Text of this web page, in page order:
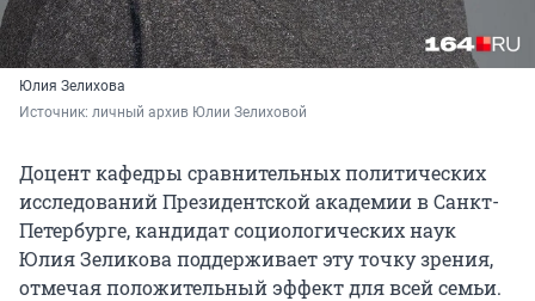
Юлия Зелихова
Источник: личный архив Юлии Зелиховой
Доцент кафедры сравнительных политических
исследований Президентской академии в Санкт-
Петербурге, кандидат социологических наук
Юлия Зеликова поддерживает эту точку зрения,
отмечая положительный эффект для всей семьи.